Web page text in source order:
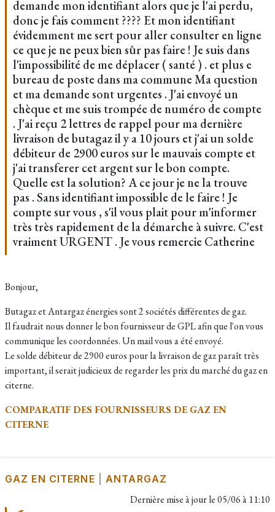
demande mon identifiant alors que je l'ai perdu,
donc je fais comment ???? Et mon identifiant
évidemment me sert pour aller consulter en ligne
ce que je ne peux bien sûr pas faire ! Je suis dans
l'impossibilité de me déplacer ( santé ) . et plus e
bureau de poste dans ma commune Ma question
et ma demande sont urgentes . J'ai envoyé un
chèque et me suis trompée de numéro de compte
. J'ai reçu 2 lettres de rappel pour ma dernière
livraison de butagaz il y a 10 jours et j'ai un solde
débiteur de 2900 euros sur le mauvais compte et
j'ai transferer cet argent sur le bon compte.
Quelle est la solution? A ce jour je ne la trouve
pas . Sans identifiant impossible de le faire ! Je
compte sur vous , s'il vous plait pour m'informer
très très rapidement de la démarche à suivre. C'est
vraiment URGENT . Je vous remercie Catherine
Bonjour,
Butagaz et Antargaz énergies sont 2 sociétés différentes de gaz.
Il faudrait nous donner le bon fournisseur de GPL afin que l'on vous
communique les coordonnées. Un mail vous a été envoyé.
Le solde débiteur de 2900 euros pour la livraison de gaz paraît très
important, il serait judicieux de regarder les prix du marché du gaz en
citerne.
COMPARATIF DES FOURNISSEURS DE GAZ EN
CITERNE
GAZ EN CITERNE |ANTARGAZ
Dernière mise à jour le05/06 à 11:10